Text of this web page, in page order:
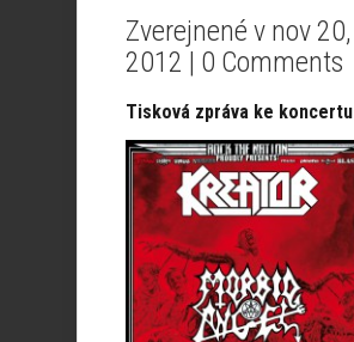
Zverejnené v nov 20,
2012 | 0 Comments
Tisková zpráva ke koncertu